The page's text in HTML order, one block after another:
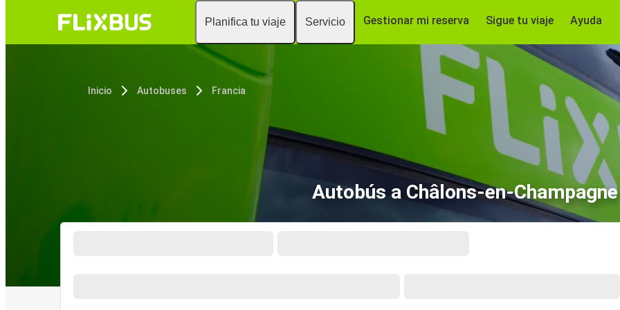
Planifica tu viaje Servicio Gestionar mi reserva Sigue tu viaje Ayuda
Inicio Autobuses Francia
Autobús a Châlons-en-Champagne